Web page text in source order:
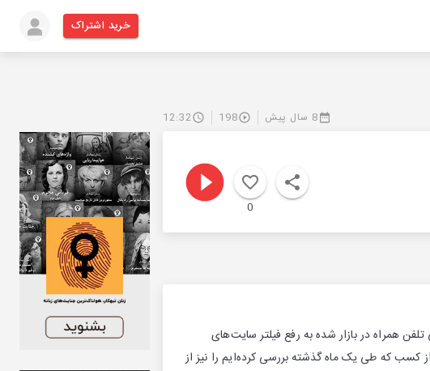
خرید اشتراک
8 سال پیش 198
12:32
0
تلفن همراه در بازار شده به رفع فیلتر سایت‌های
کسب که طی یک ماه گذشته بررسی کرده‌ایم را نیز از